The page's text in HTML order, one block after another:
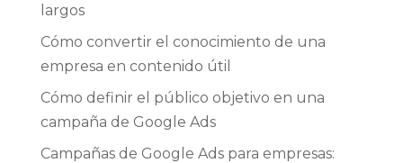
largos
Cómo convertir el conocimiento de una
empresa en contenido útil
Cómo definir el público objetivo en una
campaña de Google Ads
Campañas de Google Ads para empresas: